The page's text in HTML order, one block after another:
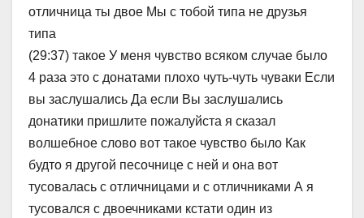
отличница ты двое Мы с тобой типа не друзья
типа
(29:37) такое У меня чувство всяком случае было
4 раза это с донатами плохо чуть-чуть чуваки Если
вы заслушались Да если Вы заслушались
донатики пришлите пожалуйста я сказал
волшебное слово вот такое чувство было Как
будто я другой песочнице с ней и она вот
тусовалась с отличницами и с отличниками А я
тусовался с двоечниками кстати один из